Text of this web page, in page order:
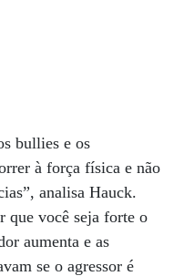
bullies e os
à força física e não
analisa Hauck.
que você seja forte o
aumenta e as
se o agressor é